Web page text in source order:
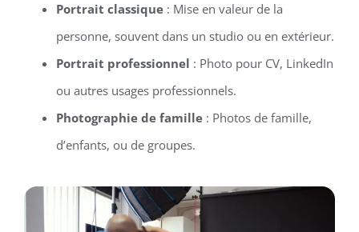
Portrait classique: Mise en valeur de la
personne, souvent dans un studio ou en extérieur.
Portrait professionnel : Photo pour CV, LinkedIn
ou autres usages professionnels.
Photographie de famille: Photos de famille,
d’enfants, ou de groupes.